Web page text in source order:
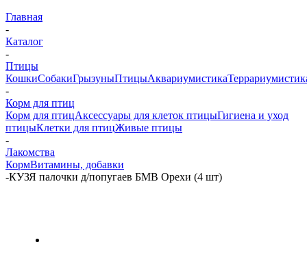
Главная
-
Каталог
-
Птицы
КошкиСобакиГрызуныПтицыАквариумистика
-
Корм для птиц
Корм для птицАксессуары для клеток птицыГигиена и уход
птицыКлетки для птицЖивые птицы
-
Лакомства
КормВитамины, добавки
-КУЗЯ палочки д/попугаев БМВ Орехи (4 шт)